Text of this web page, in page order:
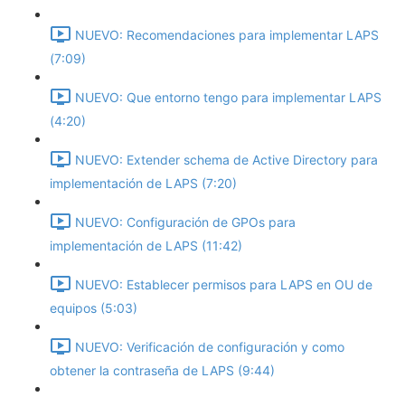
NUEVO: Recomendaciones para implementar LAPS
(7:09)
NUEVO: Que entorno tengo para implementar LAPS
(4:20)
NUEVO: Extender schema de Active Directory para
implementación de LAPS (7:20)
NUEVO: Configuración de GPOs para
implementación de LAPS (11:42)
NUEVO: Establecer permisos para LAPS en OU de
equipos (5:03)
NUEVO: Verificación de configuración y como
obtener la contraseña de LAPS (9:44)